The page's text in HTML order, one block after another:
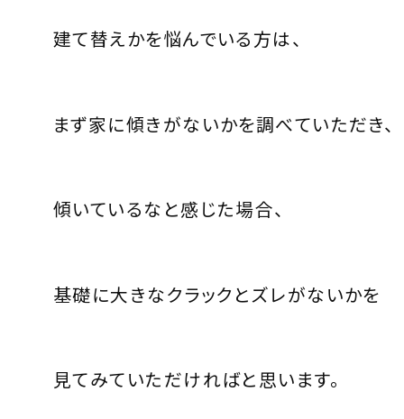
建て替えかを悩んでいる方は、
まず家に傾きがないかを調べていただき、
傾いているなと感じた場合、
基礎に大きなクラックとズレがないかを
見てみていただければと思います。